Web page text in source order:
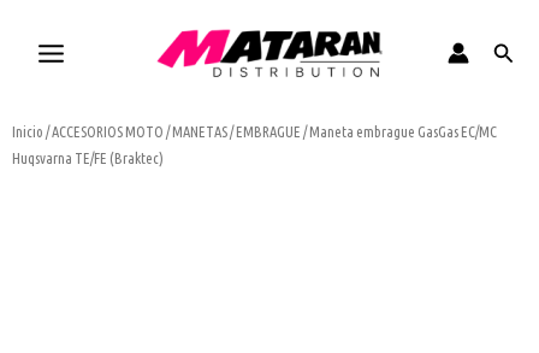
contenido
Inicio /ACCESORIOS MOTO /MANETAS/EMBRAGUE / Maneta embrague GasGas EC/MC
Huqsvarna TE/FE (Braktec)